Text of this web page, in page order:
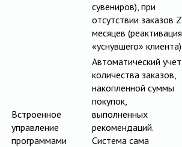
сувениров), при
отсутствии заказов Z
месяцев (реактивация
«уснувшего» клиента)
Встроенное
управление
программами
Автоматический учет
количества заказов,
накопленной суммы
покупок,
выполненных
рекомендаций.
Система сама